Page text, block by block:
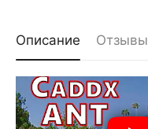
Описание Отзывы